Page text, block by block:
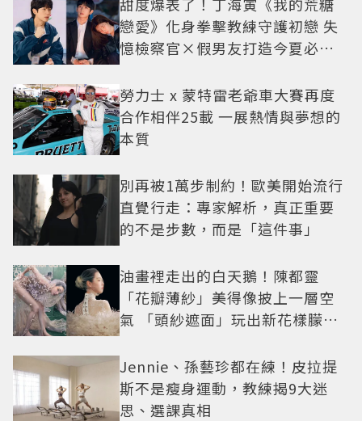
戀愛》化身拳擊教練守護初戀 失
憶檢察官×假男友打造今夏必看
勞力士 x 蒙特雷老爺車大賽再度
合作相伴25載 一展熱情與夢想的
本質
別再被1萬步制約！歐美開始流行
直覺行走：專家解析，真正重要
的不是步數，而是「這件事」
油畫裡走出的白天鵝！陳都靈
「花瓣薄紗」美得像披上一層空
氣 「頭紗遮面」玩出新花樣朦朧
Jennie、孫藝珍都在練！皮拉提
斯不是瘦身運動，教練揭9大迷
思、選課真相